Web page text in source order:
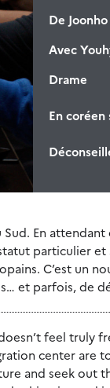
De
Avec
Drame
En
En
particulier
C’est un
et parfois, de
feel truly
center are
and seek out